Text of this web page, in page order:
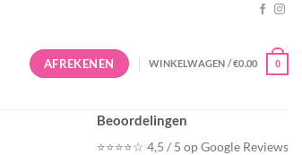
AFREKENEN WINKELWAGEN /€0.00 0
Beoordelingen
⭐⭐⭐⭐☆ 4,5 / 5 op Google Reviews